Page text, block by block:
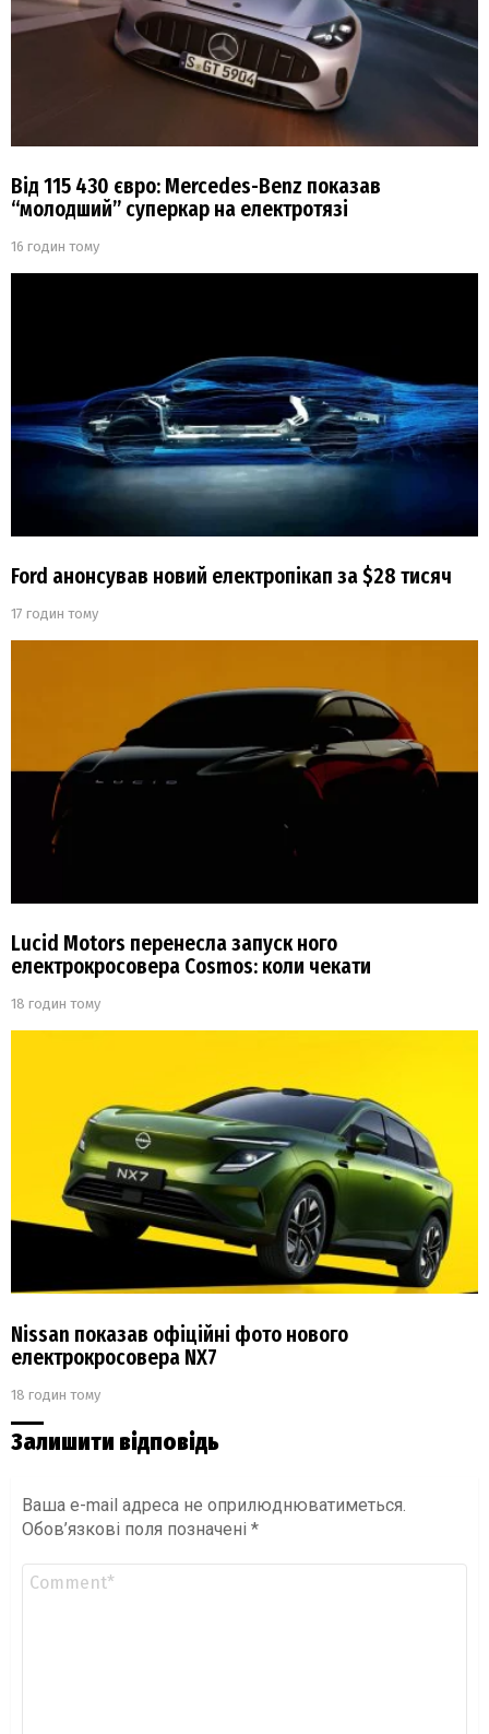
Від 115 430 євро: Mercedes-Benz показав
“молодший” суперкар на електротязі
16 годин тому
Ford анонсував новий електропікап за $28 тисяч
17 годин тому
Lucid Motors перенесла запуск ного
електрокросовера Cosmos: коли чекати
18 годин тому
Nissan показав офіційні фото нового
електрокросовера NX7
18 годин тому
Залишити відповідь
Ваша e-mail адреса не оприлюднюватиметься.
Обов’язкові поля позначені *